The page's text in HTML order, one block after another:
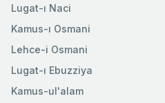
Lugat-ı Naci
Kamus-ı Osmani
Lehce-i Osmani
Lugat-ı Ebuzziya
Kamus-ul'alam